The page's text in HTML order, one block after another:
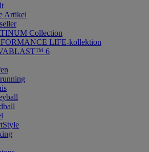
Artikel
Collection
LIFE-kollektion
6